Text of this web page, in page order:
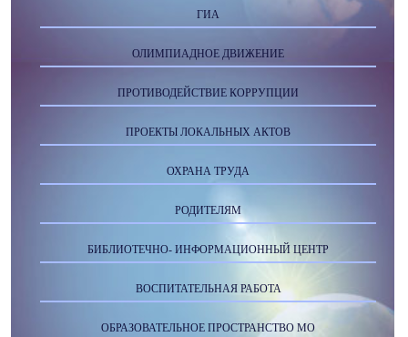
ГИА
ОЛИМПИАДНОЕ ДВИЖЕНИЕ
ПРОТИВОДЕЙСТВИЕ КОРРУПЦИИ
ПРОЕКТЫ ЛОКАЛЬНЫХ АКТОВ
ОХРАНА ТРУДА
РОДИТЕЛЯМ
БИБЛИОТЕЧНО- ИНФОРМАЦИОННЫЙ ЦЕНТР
ВОСПИТАТЕЛЬНАЯ РАБОТА
ОБРАЗОВАТЕЛЬНОЕ ПРОСТРАНСТВО МО